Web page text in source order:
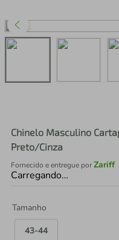
Chinelo Masculino
Preto/Cinza
Fornecido e entregue porZariff
Carregando…
Tamanho
43-44
perfume